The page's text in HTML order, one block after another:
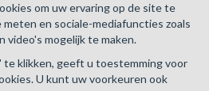
om uw ervaring op de site te
en sociale-mediafuncties zoals
video's mogelijk te maken.
te klikken, geeft u toestemming voor
U kunt uw voorkeuren ook
AXA Belgium, Troonplein 1, 1000
Dekking geldt voor
België worden uitgevoerd
van de website